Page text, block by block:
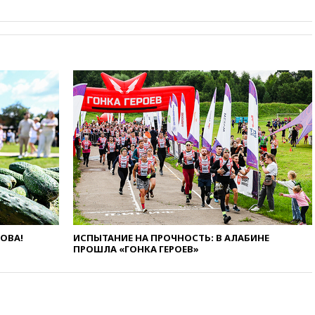
18:50Euractiv: восток
Финляндии приходит в упадок
18:35В Жуковском и
аэропорту Геленджика
введены ограничения
18:21 Зюганов присоединился
к критике «Яблока»
18:15Четыре человека
пострадали при атаках ВСУ на
Белгородскую область
18:00Совет мира выбрал
подрядчика для
строительства военной базы в
Газе
«Яблоко» с выборов в Госдуму
ИСПЫТАНИЕ НА ПРОЧНОСТЬ: В АЛАБИНЕ
ПРОШЛА «ГОНКА ГЕРОЕВ»